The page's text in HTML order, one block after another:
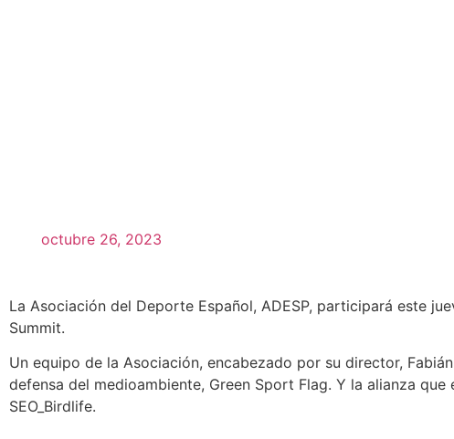
octubre 26, 2023
La Asociación del Deporte Español, ADESP, participará este
Summit.
Un equipo de la Asociación, encabezado por su director,
defensa del medioambiente, Green Sport Flag. Y la alianza
SEO_Birdlife.